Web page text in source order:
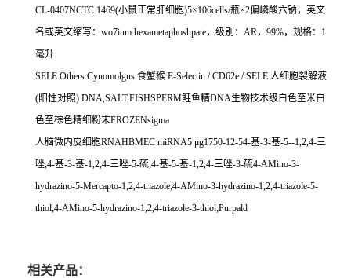
CL-0407NCTC 1469(小鼠正常肝细胞)5×106cells/瓶×2偏嶙酸六钠，英文
名或英文缩写： wo7ium hexametaphoshpate，级别： AR， 99%，规格： 1
毫升
SELE Others Cynomolgus 食蟹猴 E-Selectin / CD62e / SELE 人细胞裂解液
(阳性对照) DNA,SALT,FISHSPERM鲑鱼精DNA生物技术级白色至米白
色至棕色精细粉末FROZENsigma
人脑微内皮细胞RNAHBMEC miRNA5 μg1750-12-54-基-3-基-5--1,2,4-三
唑;4-基-3-基-1,2,4-三唑-5-硫;4-基-5-基-1,2,4-三唑-3-硫4-AMino-3-
hydrazino-5-Mercapto-1,2,4-triazole;4-AMino-3-hydrazino-1,2,4-triazole-5-
thiol;4-AMino-5-hydrazino-1,2,4-triazole-3-thiol;Purpald
相关产品：